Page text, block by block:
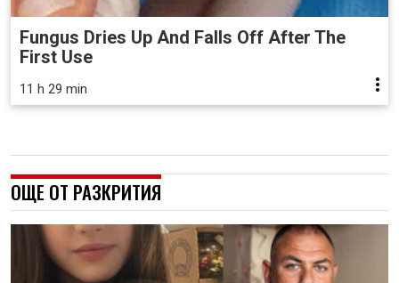
Fungus Dries Up And Falls Off After The
First Use
11 h 29 min
ОЩЕ ОТ РАЗКРИТИЯ